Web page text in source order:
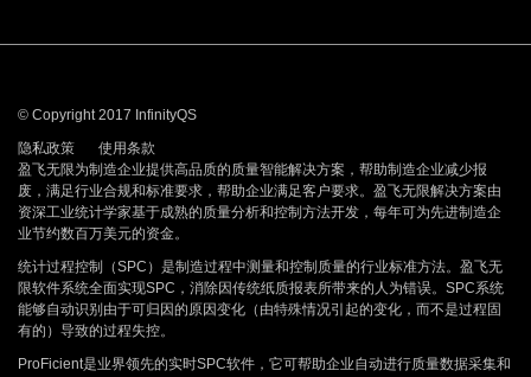
© Copyright 2017 InfinityQS
隐私政策
使用条款
盈飞无限为制造企业提供高品质的质量智能解决方案，帮助制造企业减少报
废，满足行业合规和标准要求，帮助企业满足客户要求。盈飞无限解决方案由
资深工业统计学家基于成熟的质量分析和控制方法开发，每年可为先进制造企
业节约数百万美元的资金。
统计过程控制（SPC）是制造过程中测量和控制质量的行业标准方法。盈飞无
限软件系统全面实现SPC，消除因传统纸质报表所带来的人为错误。SPC系统
能够自动识别由于可归因的原因变化（由特殊情况引起的变化，而不是过程固
有的）导致的过程失控。
ProFicient是业界领先的实时SPC软件，它可帮助企业自动进行质量数据采集和